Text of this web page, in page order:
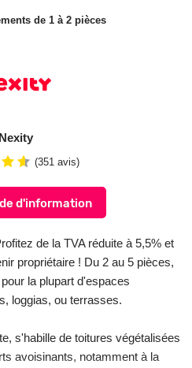
de 1 à 2 pièces
Nexity
(351 avis)
d'information
de la TVA réduite à 5,5% et
propriétaire ! Du 2 au 5 pièces,
la plupart d'espaces
loggias, ou terrasses.
s'habille de toitures végétalisées
avoisinants, notamment à la